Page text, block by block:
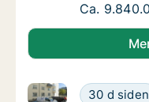
Ca. 110
Ca.
Ca. 85 m2
30 d siden
Ca. 85 m2